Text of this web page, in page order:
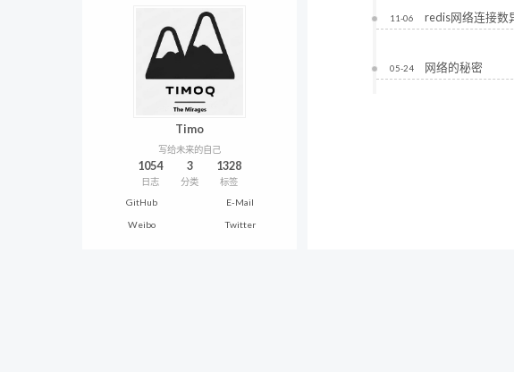
Timo
写给未来的自己
1054
日志
3
分类
1328
标签
GitHub
E-Mail
Weibo Twitter
11-06 redis网络连接数
05-24 网络的秘密